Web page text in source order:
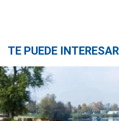
TE PUEDE INTERESAR